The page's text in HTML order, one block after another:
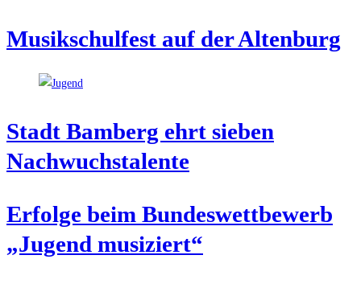
Musik­schul­fest auf der Altenburg
Stadt Bam­berg ehrt sie­ben
Nachwuchstalente
Erfol­ge beim Bun­des­wett­be­werb
„Jugend musiziert“